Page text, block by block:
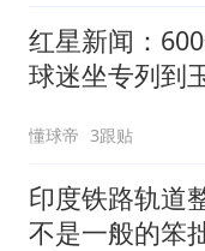
红星新闻：
球迷坐专列到
懂球帝 3跟贴
印度铁路轨道
不是一般的笨